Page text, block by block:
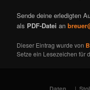
Sende deine erledigten
als PDF-Datei an
Dieser Eintrag wurde von
Setze ein Lesezeichen für